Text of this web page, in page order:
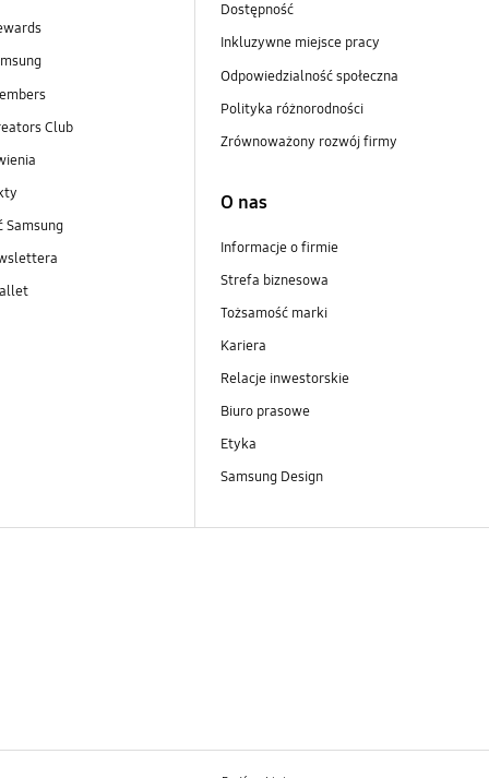
Club
Samsung
Dostępność
Inkluzywne miejsce pracy
Odpowiedzialność społeczna
Polityka różnorodności
Zrównoważony rozwój firmy
O nas
Informacje o firmie
Strefa biznesowa
Tożsamość marki
Kariera
Relacje inwestorskie
Biuro prasowe
Etyka
Samsung Design